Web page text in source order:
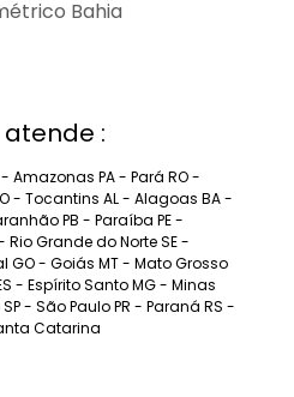
Bahia
:
- Amazonas PA - Pará RO -
- Tocantins AL - Alagoas BA -
PB - Paraíba PE -
Rio Grande do NorteSE -
GO - Goiás MT - Mato Grosso
- Espírito SantoMG - Minas
SP - São PauloPR - Paraná RS -
Catarina